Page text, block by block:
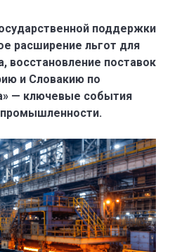
поддержки
расширение льгот для
восстановление поставок
и Словакию по
— ключевые события
промышленности.